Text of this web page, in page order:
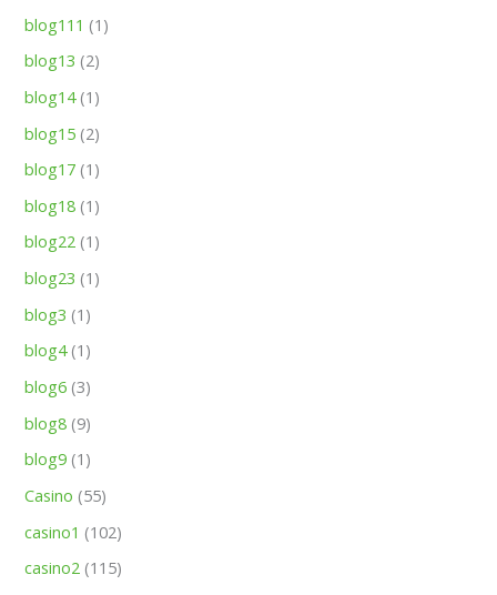
blog111 (1)
blog13 (2)
blog14(1)
blog15 (2)
blog17 (1)
blog18 (1)
blog22 (1)
blog23 (1)
blog3 (1)
blog4(1)
blog6 (3)
blog8 (9)
blog9 (1)
Casino (55)
casino1 (102)
casino2 (115)